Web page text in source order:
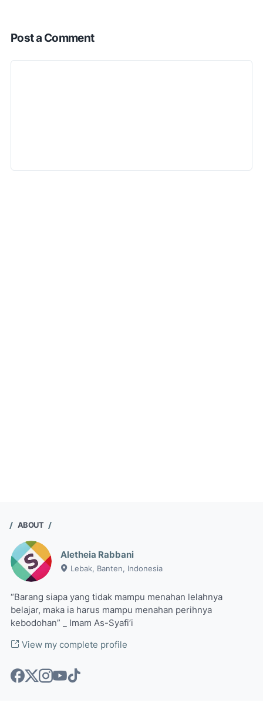
Post a Comment
ABOUT
Aletheia Rabbani
Lebak, Banten, Indonesia
“Barang siapa yang tidak mampu menahan lelahnya
belajar, maka ia harus mampu menahan perihnya
kebodohan” _ Imam As-Syafi’i
View my complete profile